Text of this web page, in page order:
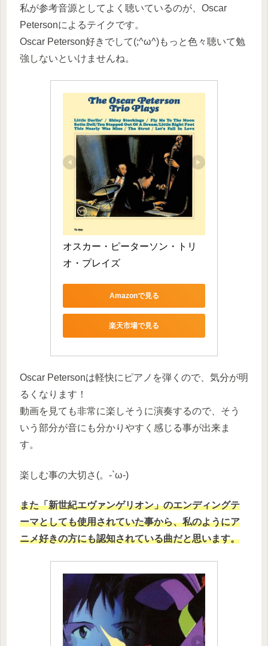
私が参考音源としてよく聴いているのが、Oscar
Petersonによるテイクです。
Oscar Peterson好きでして(;^ω^)もっと色々聴いて勉
強しないといけませんね。
オスカー・ピーターソン・トリ
オ・プレイズ
Amazonで見る
楽天市場で見る
Oscar Petersonは軽快にピアノを弾くので、気分が明
るくなります！
動画を見ても非常に楽しそうに演奏するので、そう
いう部分が音にも分かりやすく感じる事が出来ま
す。
楽しむ事の大切さ(。-`ω-)
また「新世紀エヴァンゲリオン」のエンディングテ
ーマとしても使用されていた事から、私のようにア
ニメ好きの方にも認知されている曲だと思います。